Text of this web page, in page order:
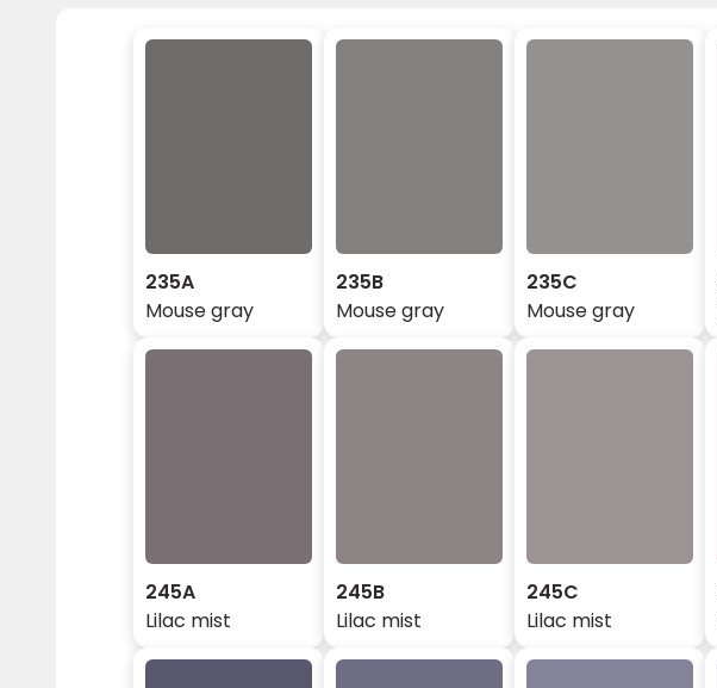
235A
Mouse gray
235B
Mouse gray
235C
Mouse gray
245A
Lilac mist
245B
Lilac mist
245C
Lilac mist